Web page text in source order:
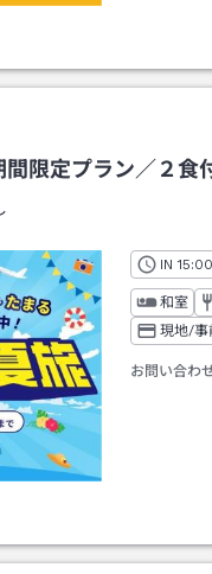
間限定プラン／２食
IN チェ
15:00
和室
現地/事
お問い合わ